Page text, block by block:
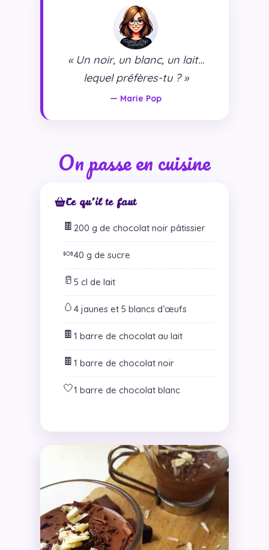
« Un noir, un blanc, un lait…
lequel préfères-tu ? »
— Marie Pop
On passe en cuisine
Ce qu’il te faut
🍫 200 g de chocolat noir pâtissier
🍬40 g de sucre
🥛 5 cl de lait
🥚 4 jaunes et 5 blancs d’œufs
🍫 1 barre de chocolat au lait
🍫 1 barre de chocolat noir
🤍1 barre de chocolat blanc